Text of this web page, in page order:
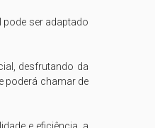
ser adaptado
desfrutando da
poderá chamar de